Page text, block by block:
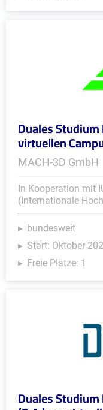
Duales
virtuellen
MACH-3D GmbH
In Kooperation mit
(Internationale
bundesweit
Start: Oktober
Freie Plätze: 1
Duales